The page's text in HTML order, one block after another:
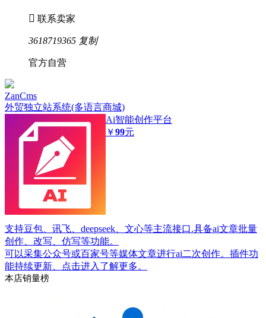
 联系卖家
3618719365 复制
官方自营
ZanCms
外贸独立站系统(多语言商城)
Ai智能创作平台
￥99元
支持豆包、讯飞、deepseek、文心等主流接口.具备ai文章批量
创作、改写、仿写等功能。
可以采集公众号或百家号等媒体文章进行ai二次创作。插件功
能持续更新、点击进入了解更多。
本店销量榜